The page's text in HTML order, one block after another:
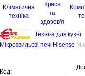
Кліматична
техніка
Краса
та
здоров'я
Техніка для кухні
Мікрохвильові печі Hisense
Код: